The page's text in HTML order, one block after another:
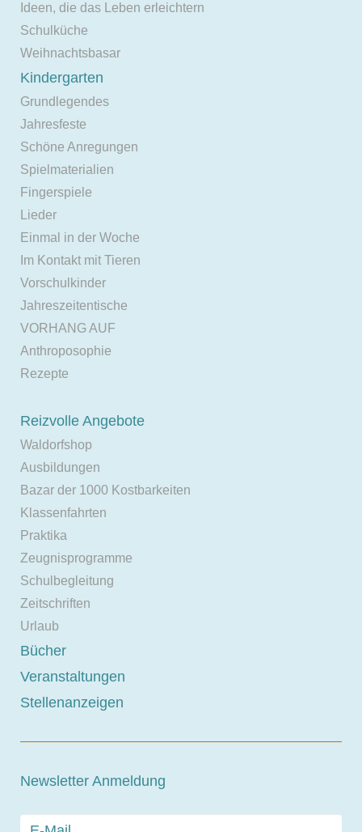
Ideen, die das Leben erleichtern
Schulküche
Weihnachtsbasar
Kindergarten
Grundlegendes
Jahresfeste
Schöne Anregungen
Spielmaterialien
Fingerspiele
Lieder
Einmal in der Woche
Im Kontakt mit Tieren
Vorschulkinder
Jahreszeitentische
VORHANG AUF
Anthroposophie
Rezepte
Reizvolle Angebote
Waldorfshop
Ausbildungen
Bazar der 1000 Kostbarkeiten
Klassenfahrten
Praktika
Zeugnisprogramme
Schulbegleitung
Zeitschriften
Urlaub
Bücher
Veranstaltungen
Stellenanzeigen
Newsletter Anmeldung